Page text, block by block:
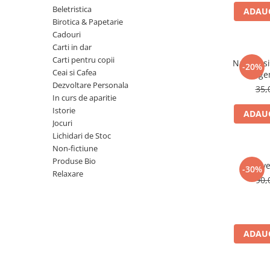
Numerologie
Paranormal
Parapsihologie
ReConnect
ScienceConnection
SelfConnect
Beletristica
Birotica & Papetarie
Cadouri
Carti in dar
Carti pentru copii
Ceai si Cafea
Dezvoltare Personala
In curs de aparitie
Istorie
Jocuri
Lichidari de Stoc
Non-fictiune
Produse Bio
Relaxare
-20%
Natura
-30%